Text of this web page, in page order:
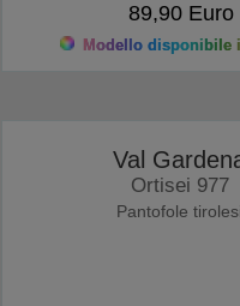
89,90 Euro
Modello disponibile
Val
Ortisei 977
Pantofole tirolesi